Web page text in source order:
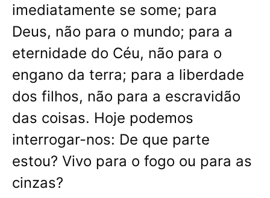
imediatamente se some; para
Deus, não para o mundo; para a
eternidade do Céu, não para o
engano da terra; para a liberdade
dos filhos, não para a escravidão
das coisas. Hoje podemos
interrogar-nos: De que parte
estou? Vivo para o fogo ou para as
cinzas?